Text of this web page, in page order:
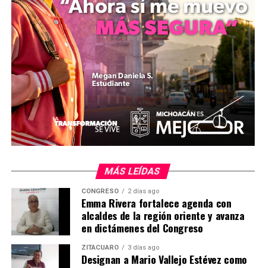
Los síntomas de la intoxicación por picadura de alacrán
incluyen dolor, hinchazón y sensación de
adormecimiento en la zona de la lesión, vómitos,
picazón en la garganta y en casos graves, dificultad para
respirar, convulsiones y taquicardia. Ante estos signos,
es importante acudir al centro de salud más cercano
para recibir atención oportuna.
MÁS LEÍDAS
CONGRESO 2 días ago
Emma Rivera fortalece agenda con
alcaldes de la región oriente y avanza
en dictámenes del Congreso
ZITÁCUARO 3 días ago
Designan a Mario Vallejo Estévez como